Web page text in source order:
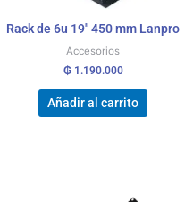
Rack de 6u 19″ 450 mm Lanpro
Accesorios
₲1.190.000
Añadir al carrito